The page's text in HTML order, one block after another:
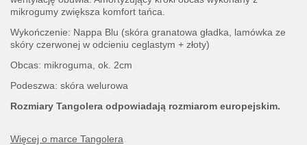
mikrogumy zwiększa komfort tańca.
Wykończenie: Nappa Blu (skóra granatowa gładka, lamówka ze
skóry czerwonej w odcieniu ceglastym + złoty)
Obcas: mikroguma, ok. 2cm
Podeszwa: skóra welurowa
Rozmiary Tangolera odpowiadają rozmiarom europejskim.
Więcej o marce Tangolera